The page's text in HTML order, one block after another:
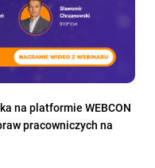
na platformie WEBCON
pracowniczych na